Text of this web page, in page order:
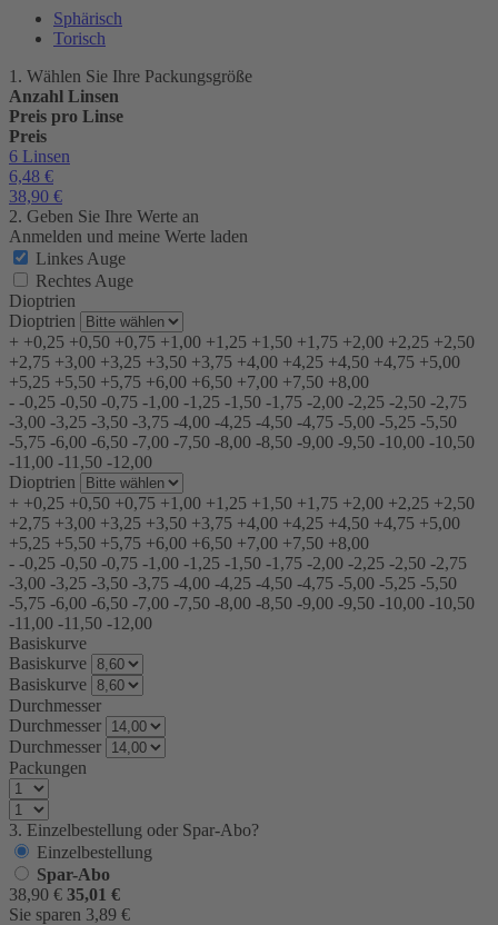
Sphärisch
Torisch
1. Wählen Sie Ihre Packungsgröße
Anzahl Linsen
Preis pro Linse
Preis
6 Linsen
6,48 €
38,90 €
2. Geben Sie Ihre Werte an
Anmelden und meine Werte laden
Linkes Auge
Rechtes Auge
Dioptrien
Dioptrien
+ +0,25 +0,50 +0,75 +1,00 +1,25 +1,50 +1,75 +2,00 +2,25 +2,50
+2,75 +3,00 +3,25 +3,50 +3,75 +4,00 +4,25 +4,50 +4,75 +5,00
+5,25 +5,50 +5,75 +6,00 +6,50 +7,00 +7,50 +8,00
- -0,25 -0,50 -0,75 -1,00 -1,25 -1,50 -1,75 -2,00 -2,25 -2,50 -2,75
-3,00 -3,25 -3,50 -3,75 -4,00 -4,25 -4,50 -4,75 -5,00 -5,25 -5,50
-5,75 -6,00 -6,50 -7,00 -7,50 -8,00 -8,50 -9,00 -9,50 -10,00 -10,50
-11,00 -11,50 -12,00
Dioptrien
+ +0,25 +0,50 +0,75 +1,00 +1,25 +1,50 +1,75 +2,00 +2,25 +2,50
+2,75 +3,00 +3,25 +3,50 +3,75 +4,00 +4,25 +4,50 +4,75 +5,00
+5,25 +5,50 +5,75 +6,00 +6,50 +7,00 +7,50 +8,00
- -0,25 -0,50 -0,75 -1,00 -1,25 -1,50 -1,75 -2,00 -2,25 -2,50 -2,75
-3,00 -3,25 -3,50 -3,75 -4,00 -4,25 -4,50 -4,75 -5,00 -5,25 -5,50
-5,75 -6,00 -6,50 -7,00 -7,50 -8,00 -8,50 -9,00 -9,50 -10,00 -10,50
-11,00 -11,50 -12,00
Basiskurve
Basiskurve
Basiskurve
Durchmesser
Durchmesser
Durchmesser
Packungen
3. Einzelbestellung oder Spar-Abo?
Einzelbestellung
Spar-Abo
38,90 € 35,01 €
Sie sparen 3,89 €